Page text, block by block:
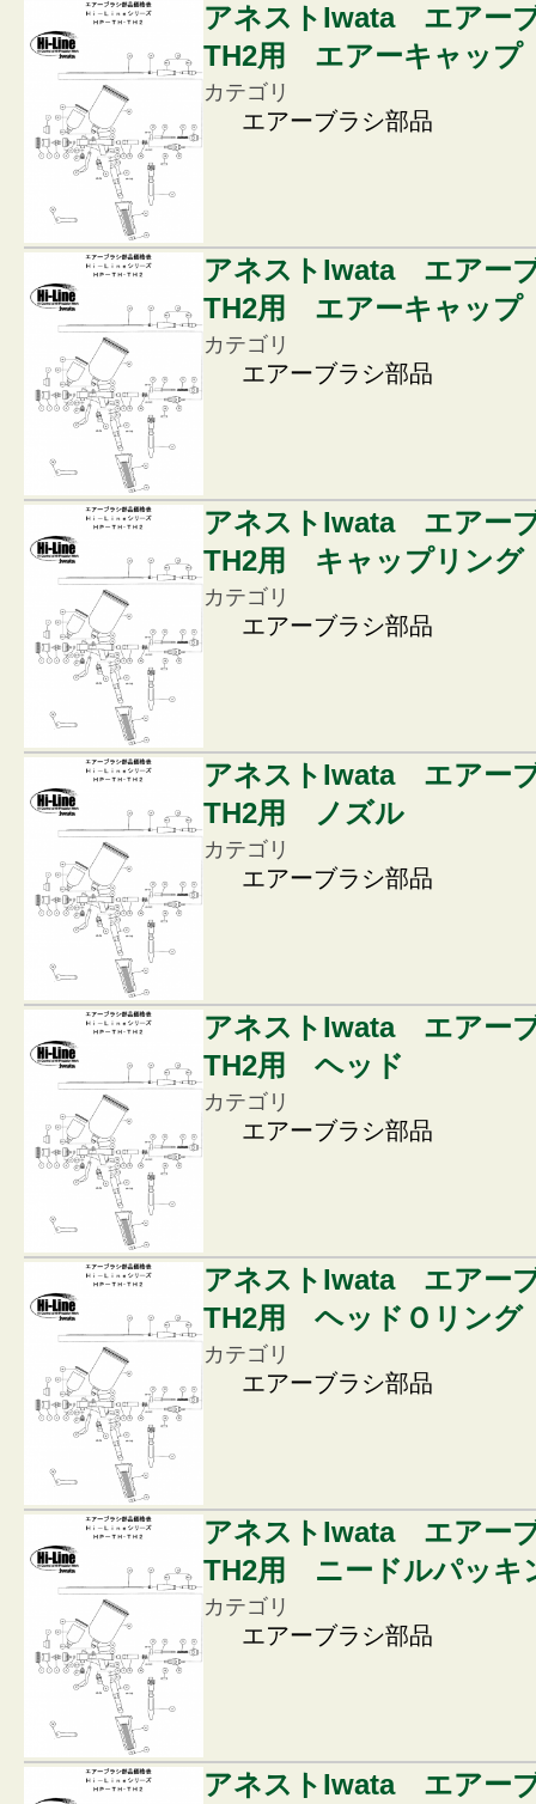
アネストIwata エアー
TH2用 エアーキャッ
カテゴリ
エアーブラシ部品
アネストIwata エアー
TH2用 エアーキャッ
カテゴリ
エアーブラシ部品
アネストIwata エアー
TH2用 キャップリング
カテゴリ
エアーブラシ部品
アネストIwata エアー
TH2用 ノズル
カテゴリ
エアーブラシ部品
アネストIwata エアー
TH2用 ヘッド
カテゴリ
エアーブラシ部品
アネストIwata エアー
TH2用 ヘッドＯリング
カテゴリ
エアーブラシ部品
アネストIwata エアー
TH2用 ニードルパッキ
カテゴリ
エアーブラシ部品
アネストIwata エアー